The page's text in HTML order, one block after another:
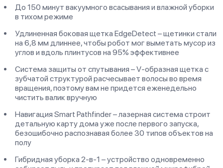
До 150 минут вакуумного всасывания и влажной уборки
в тихом режиме
Удлиненная боковая щетка EdgeDetect – щетинки стали
на 6,8 мм длиннее, чтобы робот мог выметать мусор из
углов и вдоль плинтусов на 95% эффективнее
Система защиты от спутывания – V-образная щетка с
зубчатой структурой расчесывает волосы во время
вращения, поэтому вам не придется еженедельно
чистить валик вручную
Навигация Smart Pathfinder – лазерная система строит
детальную карту дома уже после первого запуска,
безошибочно распознавая более 30 типов объектов на
полу
Гибридная уборка 2-в-1 – устройство одновременно